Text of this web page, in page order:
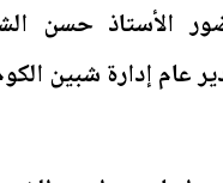
الأستاذ حسن
عام إدارة شبين